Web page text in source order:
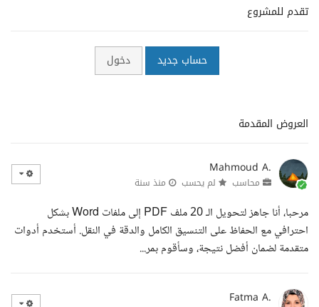
تقدم للمشروع
حساب جديد دخول
العروض المقدمة
Mahmoud A.
محاسب لم يحسب منذ سنة
مرحبا، أنا جاهز لتحويل الـ 20 ملف PDF إلى ملفات Word بشكل
احترافي مع الحفاظ على التنسيق الكامل والدقة في النقل. أستخدم أدوات
متقدمة لضمان أفضل نتيجة، وسأقوم بمر...
Fatma A.